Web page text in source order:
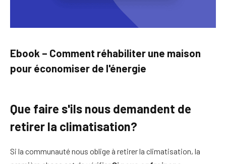
Ebook – Comment réhabiliter une maison
pour économiser de l'énergie
Que faire s'ils nous demandent de
retirer la climatisation?
Si la communauté nous oblige à retirer la climatisation, la